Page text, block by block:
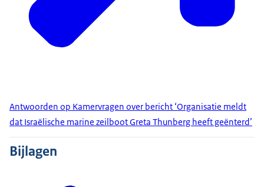
Antwoorden op Kamervragen over bericht ‘Organisatie meldt
dat Israëlische marine zeilboot Greta Thunberg heeft geënterd’
Bijlagen